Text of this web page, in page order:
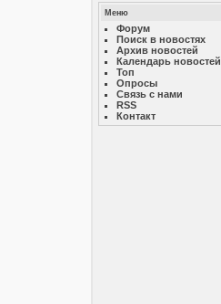
Меню
Форум
Поиск в новостях
Архив новостей
Календарь новостей
Топ
Опросы
Связь с нами
RSS
Контакт